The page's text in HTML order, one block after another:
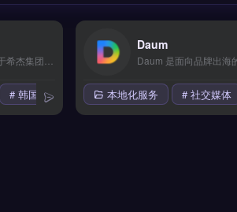
# 韩国市场
Daum
本地化服务 # 社交媒体